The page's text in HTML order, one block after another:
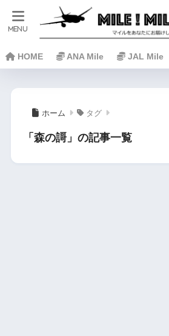
HOME ANA Mile JAL Mile
ホーム タグ
「森の謌」の記事一覧